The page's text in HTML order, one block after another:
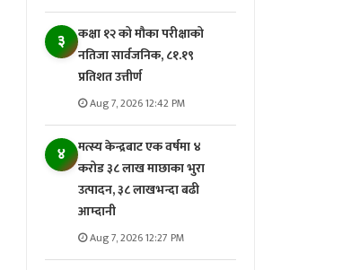
३
कक्षा १२ को मौका परीक्षाको
नतिजा सार्वजनिक, ८१.१९
प्रतिशत उत्तीर्ण
Aug 7, 2026 12:42 PM
४
मत्स्य केन्द्रबाट एक वर्षमा ४
करोड ३८ लाख माछाका भुरा
उत्पादन, ३८ लाखभन्दा बढी
आम्दानी
Aug 7, 2026 12:27 PM